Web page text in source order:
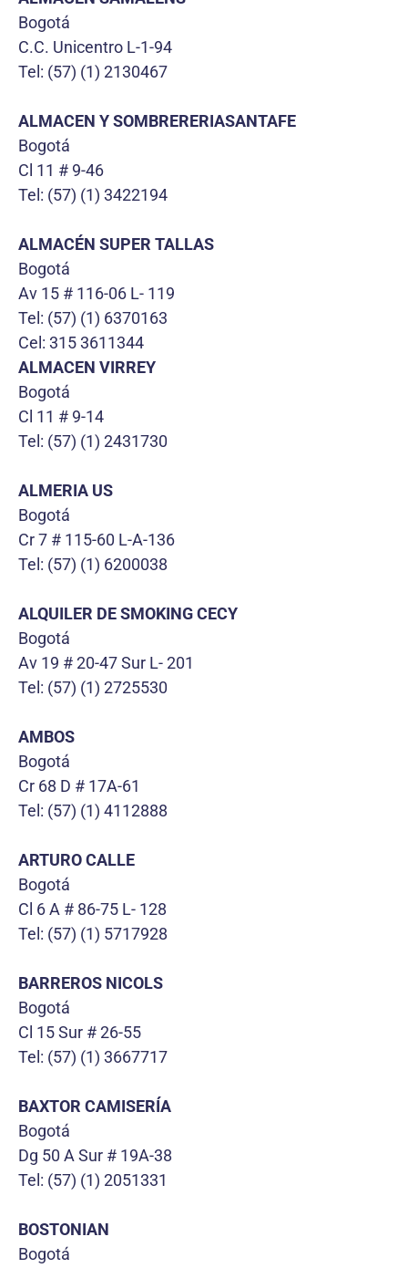
Bogotá
C.C. Unicentro L-1-94
Tel: (57) (1) 2130467
ALMACEN Y SOMBRERERIASANTAFE
Bogotá
Cl 11 # 9-46
Tel: (57) (1) 3422194
ALMACÉN SUPER TALLAS
Bogotá
Av 15 # 116-06 L- 119
Tel: (57) (1) 6370163
Cel: 315 3611344
ALMACEN VIRREY
Bogotá
Cl 11 # 9-14
Tel: (57) (1) 2431730
ALMERIA US
Bogotá
Cr 7 # 115-60 L-A-136
Tel: (57) (1) 6200038
ALQUILER DE SMOKING CECY
Bogotá
Av 19 # 20-47 Sur L- 201
Tel: (57) (1) 2725530
AMBOS
Bogotá
Cr 68 D # 17A-61
Tel: (57) (1) 4112888
ARTURO CALLE
Bogotá
Cl 6 A # 86-75 L- 128
Tel: (57) (1) 5717928
BARREROS NICOLS
Bogotá
Cl 15 Sur # 26-55
Tel: (57) (1) 3667717
BAXTOR CAMISERÍA
Bogotá
Dg 50 A Sur # 19A-38
Tel: (57) (1) 2051331
BOSTONIAN
Bogotá